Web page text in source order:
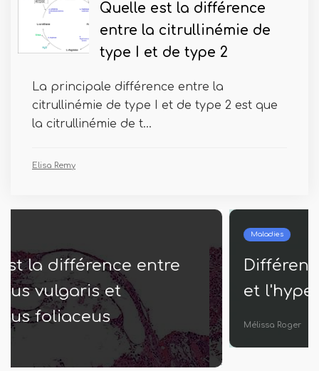
Quelle est la différence
entre la citrullinémie de
type I et de type 2
La principale différence entre la
citrullinémie de type I et de type 2 est que
la citrullinémie de t...
Elisa Remy
Différence entre l'hypothermie
et l'hyperthermie
Mélissa Roger